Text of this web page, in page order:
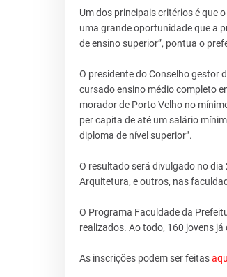
Um dos principais critérios é que
uma grande oportunidade que a
de ensino superior”, pontua o
O presidente do Conselho gestor
cursado ensino médio completo
morador de Porto Velho no
per capita de até um salário
diploma de nível superior”.
O resultado será divulgado no
Arquitetura, e outros, nas
O Programa Faculdade da
realizados. Ao todo, 160 jovens
As inscrições podem ser feitas